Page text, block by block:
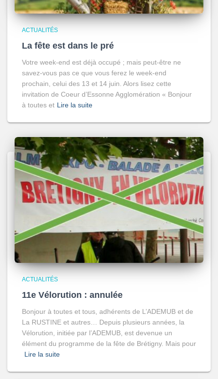
ACTUALITÉS
La fête est dans le pré
Votre week-end est déjà occupé ; mais peut-être ne
savez-vous pas ce que vous ferez le week-end
prochain, celui des 13 et 14 juin. Alors lisez cette
invitation de Coeur d’Essonne Agglomération « Bonjour
à toutes et Lire la suite
ACTUALITÉS
11e Vélorution : annulée
Bonjour à toutes et tous, adhérents de L’ADEMUB et de
La RUSTINE et autres… Depuis plusieurs années, la
Vélorution, initiée par l’ADEMUB, est devenue un
élément du programme de la fête de Brétigny. Mais pour
Lire la suite